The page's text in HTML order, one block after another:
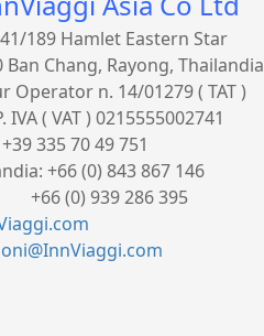
189 Hamlet Eastern Star
Ban Chang, Rayong, Thailandia
Operator n. 14/01279 ( TAT )
IVA ( VAT ) 0215555002741
+39 335 70 49 751
+66 (0) 843 867 146
939 286 395